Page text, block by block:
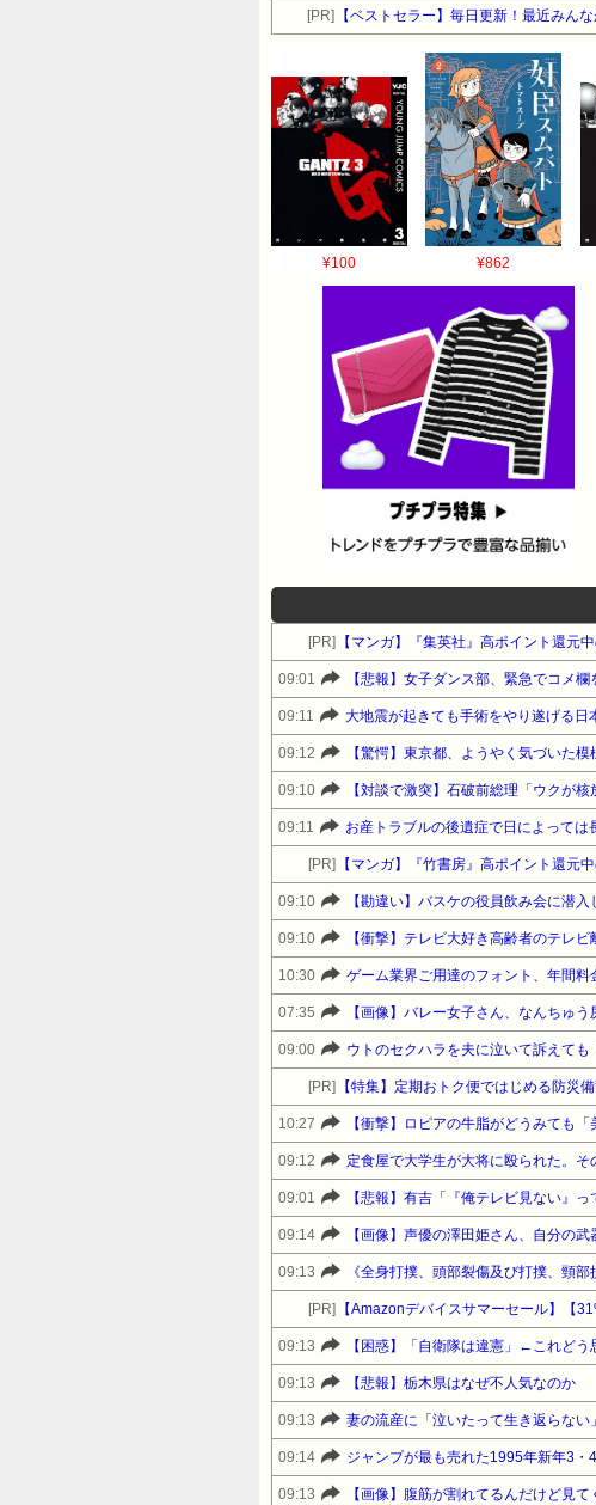
[PR] 【ベストセラー】毎日更新！最近み
¥100 ¥862
[PR] 【マンガ】『集英社』高ポイント還元
09:01 【悲報】女子ダンス部、緊急でコメ
09:11 大地震が起きても手術をやり遂げる
09:12 【驚愕】東京都、ようやく気づいた
09:10
09:11
[PR] 【マンガ】『竹書房』高ポイント還元
09:10
09:10 【衝撃】テレビ大好き高齢者のテレ
10:30 ゲーム業界ご用達のフォント、年間料
07:35 【画像】バレー女子さん、なんちゅ
09:00
[PR] 【特集】定期おトク便ではじめる防災
10:27 【衝撃】ロピアの牛脂がどうみても
09:12 定食屋で大学生が大将に殴られた。そ
09:01
09:14 【画像】声優の澤田姫さん、自分の
09:13
[PR]
09:13 【困惑】「自衛隊は違憲」←これどう
09:13 【悲報】栃木県はなぜ不人気なのか
09:13
09:14 ジャンプが最も売れた1995年新年3・
09:13 【画像】腹筋が割れてるんだけど見